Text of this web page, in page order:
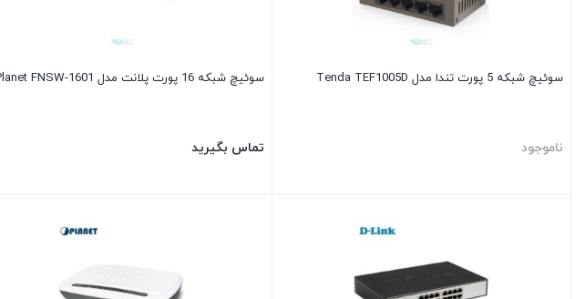
سوئیچ شبکه 5 پورت تندا مدل Tenda TEF1005D
ناموجود
سوئیچ شبکه 16 پورت پلانت مدل Planet FNSW-1601
تماس بگیرید